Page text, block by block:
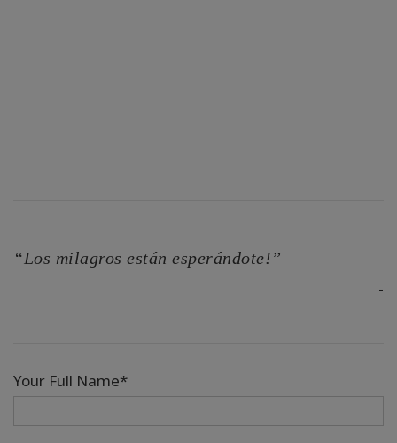
“Los milagros están esperándote!”
-
Your Full Name*